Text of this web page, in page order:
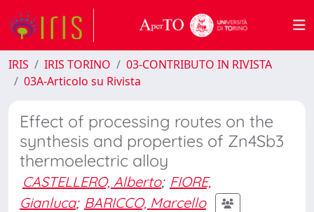
IRIS IRIS TORINO
03-CONTRIBUTO IN RIVISTA
03A-Articolo su Rivista
Effect of processing routes on the
synthesis and properties of Zn4Sb3
thermoelectric alloy
CASTELLERO, Alberto; FIORE,
Gianluca; BARICCO, Marcello